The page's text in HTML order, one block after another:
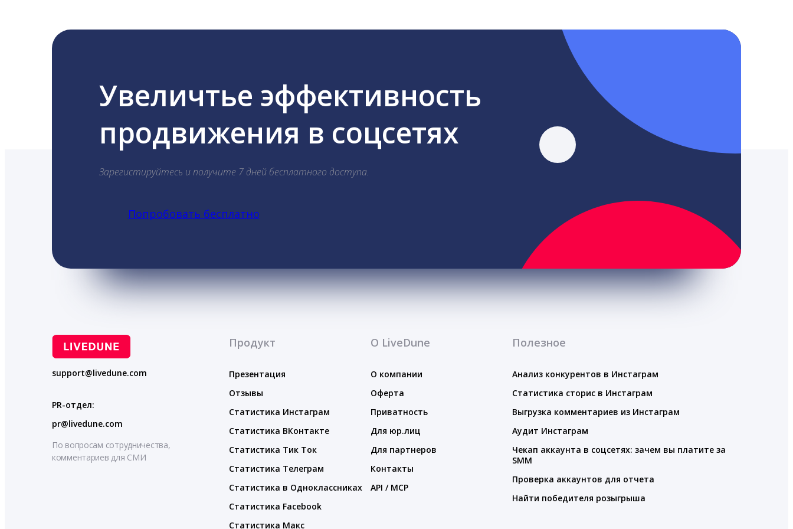
Увеличтье эффективность
продвижения в соцсетях
Зарегистируйтесь и получите 7 дней бесплатного доступа.
Попробовать бесплатно
support@livedune.com
PR-отдел:
pr@livedune.com
По вопросам сотрудничества,
комментариев для СМИ
Продукт
Презентация
Отзывы
Статистика Инстаграм
Статистика ВКонтакте
Статистика Тик Ток
Статистика Телеграм
Статистика в Одноклассниках
Статистика Facebook
Статистика Макс
О LiveDune
О компании
Оферта
Приватность
Для юр.лиц
Для партнеров
Контакты
API / MCP
Полезное
Анализ конкурентов в Инстаграм
Статистика сторис в Инстаграм
Выгрузка комментариев из Инстаграм
Аудит Инстаграм
Чекап аккаунта в соцсетях: зачем вы платите за
SMM
Проверка аккаунтов для отчета
Найти победителя розыгрыша